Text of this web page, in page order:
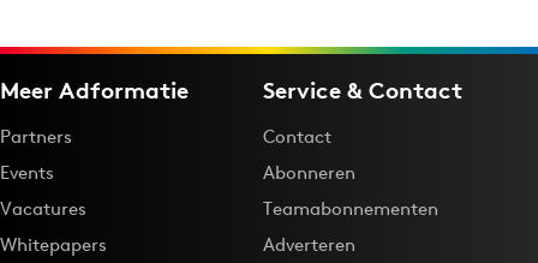
Meer Adformatie
Partners
Events
Vacatures
Whitepapers
Service & Contact
Contact
Abonneren
Teamabonnementen
Adverteren